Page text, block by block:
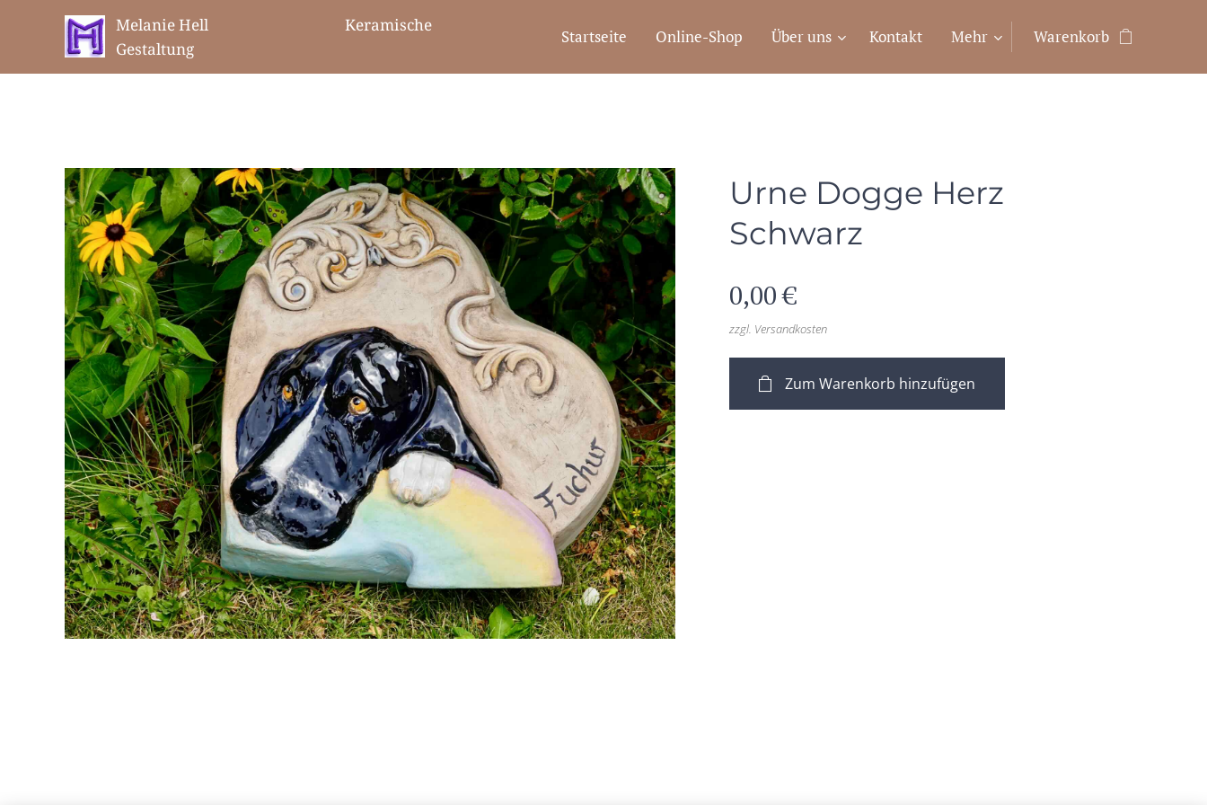
Melanie Hell Keramische
Gestaltung
Startseite Online-Shop Über uns Kontakt Mehr Warenkorb
Urne Dogge Herz
Schwarz
0,00€
zzgl. Versandkosten
Zum Warenkorb hinzufügen